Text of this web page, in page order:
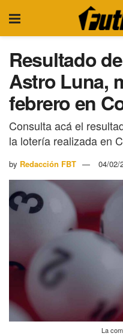
Resultado
Astro Luna,
febrero en
Consulta acá el
la lotería realizada en
by Redacción FBT 04/02/
La